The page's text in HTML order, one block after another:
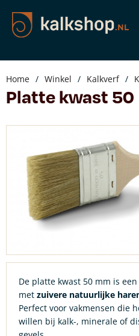
Home / Winkel / Kalkverf /
Platte kwast 50
De platte kwast 50 mm is
met zuivere natuurlijke
Perfect voor vakmensen die
willen bij kalk-, minerale of